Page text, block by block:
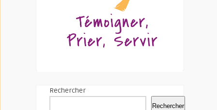
Rechercher
Rechercher